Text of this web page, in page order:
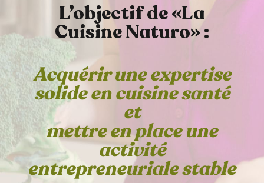
L’objectif de «La
Cuisine Naturo» :
Acquérir une expertise
solide en cuisine santé
et
mettre en place une
activité
entrepreneuriale stable